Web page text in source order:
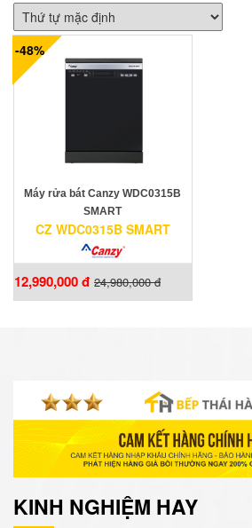
-48%
Máy rửa bát Canzy WDC0315B
SMART
CZ WDC0315B SMART
12,990,000 đ 24,980,000 đ
KINH NGHIỆM HAY